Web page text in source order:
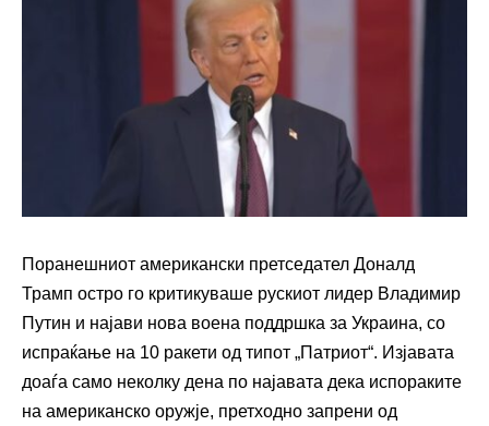
Поранешниот американски претседател Доналд
Трамп остро го критикуваше рускиот лидер Владимир
Путин и најави нова воена поддршка за Украина, со
испраќање на 10 ракети од типот „Патриот“. Изјавата
доаѓа само неколку дена по најавата дека испораките
на американско оружје, претходно запрени од